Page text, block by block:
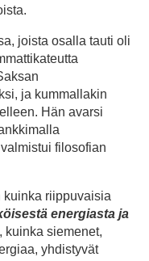
joista osalla tauti oli
ja kummallakin
Hän avarsi
filosofian
kuinka riippuvaisia
energiasta ja
kuinka siemenet,
yhdistyvät